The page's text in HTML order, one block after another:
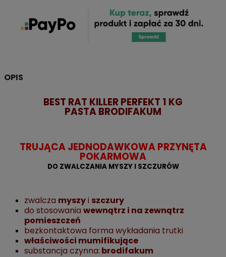
OPIS
BEST RAT KILLER PERFEKT 1 KG
PASTA BRODIFAKUM
TRUJĄCA JEDNODAWKOWA PRZYNĘTA
POKARMOWA
DO ZWALCZANIA MYSZY I SZCZURÓW
zwalcza myszyi szczury
do stosowania wewnątrz i na zewnątrz
pomieszczeń
bezkontaktowa forma wykładania trutki
właściwości mumifikujące
substancja czynna: brodifakum